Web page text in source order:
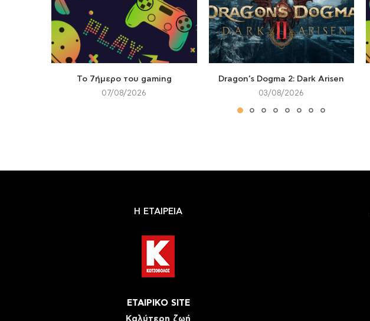
Το 7ήμερο του gaming
07/08/2026
Dragon’s Dogma 2: Dark Arisen
03/08/2026
Η ΕΤΑΙΡΕΙΑ
ΕΤΑΙΡΙΚΟ SITE
Καλύτερη ζωή